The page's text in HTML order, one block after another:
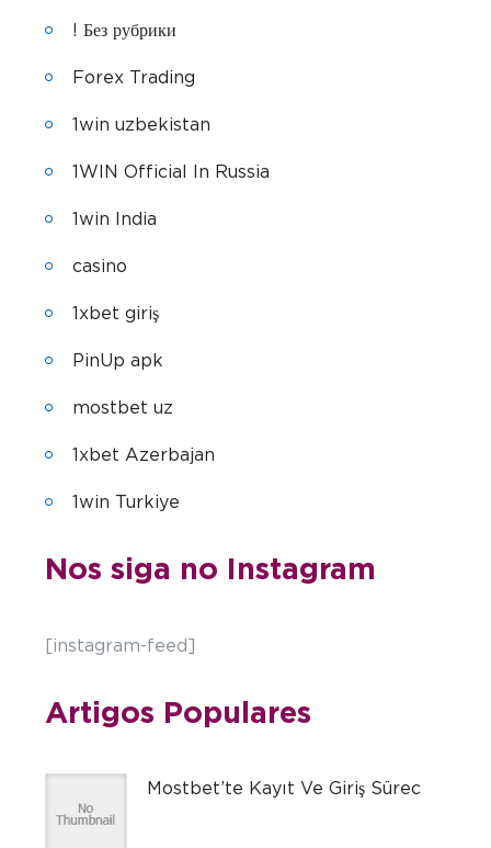
! Без рубрики
Forex Trading
1win uzbekistan
1WIN Official In Russia
1win India
casino
1xbet giriş
PinUp apk
mostbet uz
1xbet Azerbajan
1win Turkiye
Nos siga no Instagram
[instagram-feed]
Artigos Populares
Mostbet’te Kayıt Ve Giriş Sürec